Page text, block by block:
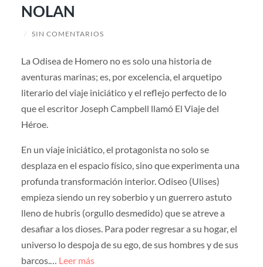
NOLAN
/ SIN COMENTARIOS
La Odisea de Homero no es solo una historia de
aventuras marinas; es, por excelencia, el arquetipo
literario del viaje iniciático y el reflejo perfecto de lo
que el escritor Joseph Campbell llamó El Viaje del
Héroe.
En un viaje iniciático, el protagonista no solo se
desplaza en el espacio físico, sino que experimenta una
profunda transformación interior. Odiseo (Ulises)
empieza siendo un rey soberbio y un guerrero astuto
lleno de hubris (orgullo desmedido) que se atreve a
desafiar a los dioses. Para poder regresar a su hogar, el
universo lo despoja de su ego, de sus hombres y de sus
barcos.… Leer más